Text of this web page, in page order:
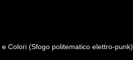
e Colori (Sfogo politematico elettro-punk)